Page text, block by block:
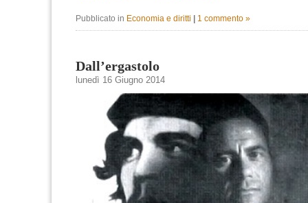
Pubblicato in Economia e diritti | 1 commento »
Dall’ergastolo
lunedì 16 Giugno 2014